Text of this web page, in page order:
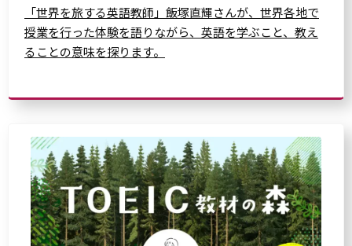
「世界を旅する英語教師」飯塚直輝さんが、世界各地で
授業を行った体験を語りながら、英語を学ぶこと、教え
ることの意味を探ります。